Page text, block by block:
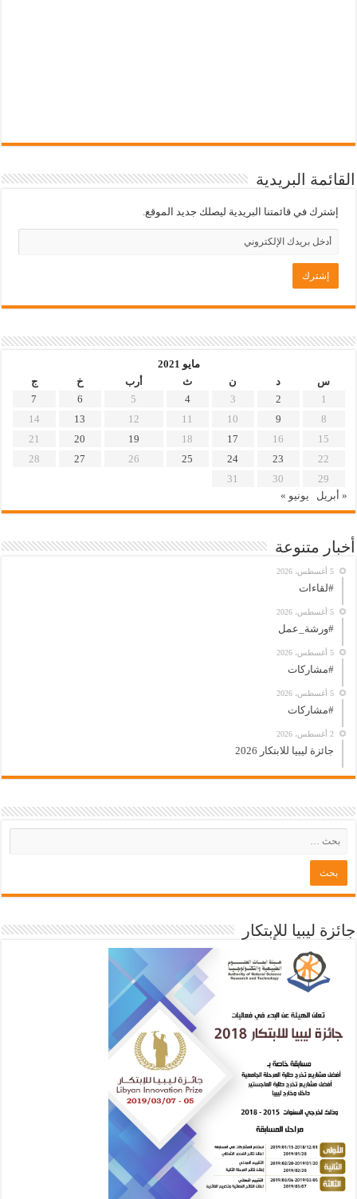
القائمة البريدية
إشترك في قائمتنا البريدية ليصلك جديد الموقع.
مايو 2021
س
د ن ث أرب خ
ج
1
2
3
4
5
6
7
8
9
10
11
12
13
14
15
16
17
18
19
20
21
22
23
24
25
26
27
28
29
30
31
« أبريل
يونيو »
أخبار متنوعة
5 أغسطس، 2026
#لقاءات
5 أغسطس، 2026
#ورشة_عمل
5 أغسطس، 2026
#مشاركات
5 أغسطس، 2026
#مشاركات
2 أغسطس، 2026
جائزة ليبيا للابتكار 2026
جائزة ليبيا للإبتكار